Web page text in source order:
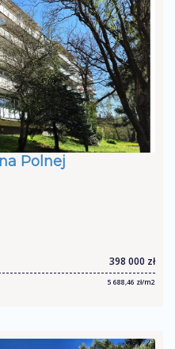
Polnej
398 000 zł
5 688,46 zł/m2